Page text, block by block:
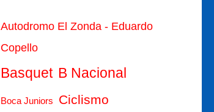
Autodromo El Zonda - Eduardo
Copello
Basquet B Nacional
Boca Juniors Ciclismo